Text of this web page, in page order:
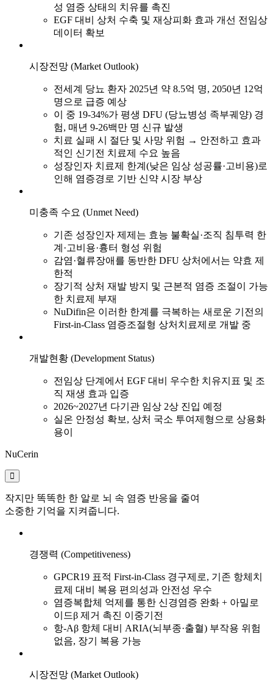
성 염증 상태의 치유를 촉진
EGF 대비 상처 수축 및 재상피화 효과 개선 전임상
데이터 확보
시장전망 (Market Outlook)
전세계 당뇨 환자 2025년 약 8.5억 명, 2050년 12억
명으로 급증 예상
이 중 19-34%가 평생 DFU (당뇨병성 족부궤양) 경
험, 매년 9-26백만 명 신규 발생
치료 실패 시 절단 및 사망 위험 → 안전하고 효과
적인 신기전 치료제 수요 높음
성장인자 치료제 한계(낮은 임상 성공률·고비용)로
인해 염증경로 기반 신약 시장 부상
미충족 수요 (Unmet Need)
기존 성장인자 제제는 효능 불확실·조직 침투력 한
계·고비용·흉터 형성 위험
감염·혈류장애를 동반한 DFU 상처에서는 약효 제
한적
장기적 상처 재발 방지 및 근본적 염증 조절이 가능
한 치료제 부재
NuDifin은 이러한 한계를 극복하는 새로운 기전의
First-in-Class 염증조절형 상처치료제로 개발 중
개발현황 (Development Status)
전임상 단계에서 EGF 대비 우수한 치유지표 및 조
직 재생 효과 입증
2026~2027년 다기관 임상 2상 진입 예정
실온 안정성 확보, 상처 국소 투여제형으로 상용화
용이
NuCerin
작지만 똑똑한 한 알로 뇌 속 염증 반응을 줄여
소중한 기억을 지켜줍니다.
경쟁력 (Competitiveness)
GPCR19 표적 First-in-Class 경구제로, 기존 항체치
료제 대비 복용 편의성과 안전성 우수
염증복합체 억제를 통한 신경염증 완화 + 아밀로
이드β 제거 촉진 이중기전
항-Aβ 항체 대비 ARIA(뇌부종·출혈) 부작용 위험
없음, 장기 복용 가능
시장전망 (Market Outlook)